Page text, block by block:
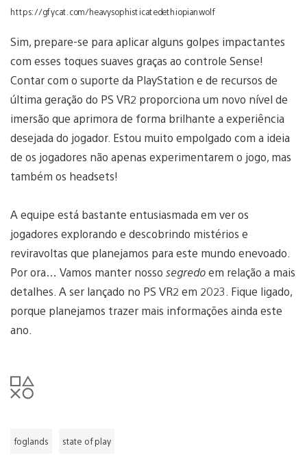
https://gfycat.com/heavysophisticatedethiopianwolf
Sim, prepare-se para aplicar alguns golpes impactantes
com esses toques suaves graças ao controle Sense!
Contar com o suporte da PlayStation e de recursos de
última geração do PS VR2 proporciona um novo nível de
imersão que aprimora de forma brilhante a experiência
desejada do jogador. Estou muito empolgado com a ideia
de os jogadores não apenas experimentarem o jogo, mas
também os headsets!
A equipe está bastante entusiasmada em ver os
jogadores explorando e descobrindo mistérios e
reviravoltas que planejamos para este mundo enevoado.
Por ora… Vamos manter nosso segredoem relação a mais
detalhes. A ser lançado no PS VR2 em 2023. Fique ligado,
porque planejamos trazer mais informações ainda este
ano.
foglands state of play